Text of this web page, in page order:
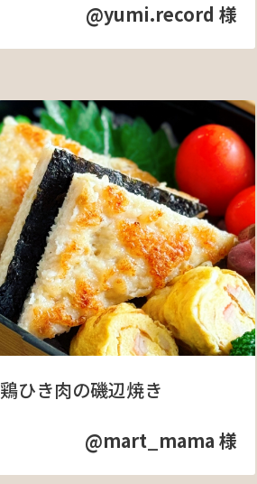
@yumi.record 様
鶏ひき肉の磯辺焼き
@mart_mama 様